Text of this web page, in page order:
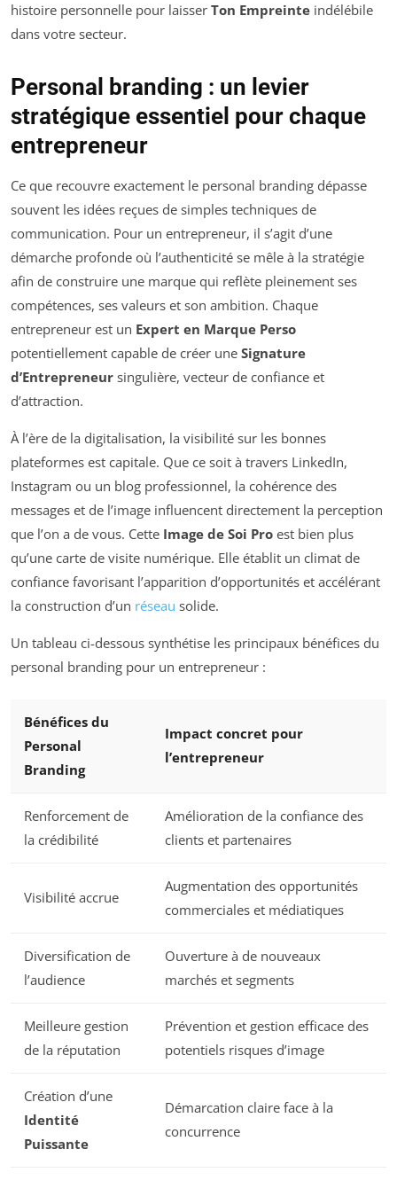
histoire personnelle pour laisser Ton Empreinte indélébile
dans votre secteur.
Personal branding : un levier
stratégique essentiel pour chaque
entrepreneur
Ce que recouvre exactement le personal branding dépasse
souvent les idées reçues de simples techniques de
communication. Pour un entrepreneur, il s’agit d’une
démarche profonde où l’authenticité se mêle à la stratégie
afin de construire une marque qui reflète pleinement ses
compétences, ses valeurs et son ambition. Chaque
entrepreneur est un Expert en Marque Perso
potentiellement capable de créer une Signature
d’Entrepreneur singulière, vecteur de confiance et
d’attraction.
À l’ère de la digitalisation, la visibilité sur les bonnes
plateformes est capitale. Que ce soit à travers LinkedIn,
Instagram ou un blog professionnel, la cohérence des
messages et de l’image influencent directement la perception
que l’on a de vous. Cette Image de Soi Pro est bien plus
qu’une carte de visite numérique. Elle établit un climat de
confiance favorisant l’apparition d’opportunités et accélérant
la construction d’un réseau solide.
Un tableau ci-dessous synthétise les principaux bénéfices du
personal branding pour un entrepreneur :
Bénéfices du
Personal
Branding
Impact concret pour
l’entrepreneur
Renforcement de
la crédibilité
Amélioration de la confiance des
clients et partenaires
Visibilité accrue
Augmentation des opportunités
commerciales et médiatiques
Diversification de
l’audience
Ouverture à de nouveaux
marchés et segments
Meilleure gestion
de la réputation
Prévention et gestion efficace des
potentiels risques d’image
Création d’une
Identité
Puissante
Démarcation claire face à la
concurrence